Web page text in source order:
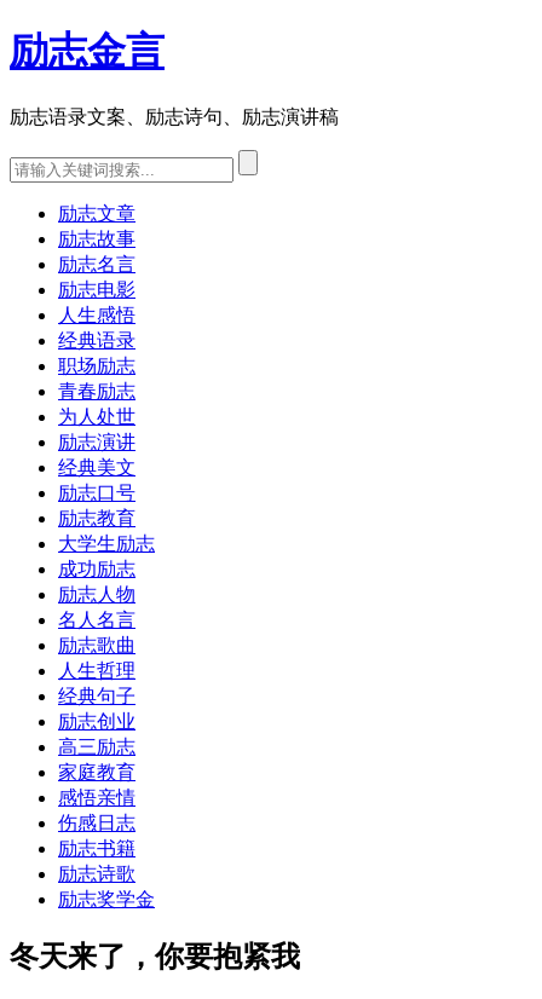
励志金言
励志语录文案、励志诗句、励志演讲稿
励志文章
励志故事
励志名言
励志电影
人生感悟
经典语录
职场励志
青春励志
为人处世
励志演讲
经典美文
励志口号
励志教育
大学生励志
成功励志
励志人物
名人名言
励志歌曲
人生哲理
经典句子
励志创业
高三励志
家庭教育
感悟亲情
伤感日志
励志书籍
励志诗歌
励志奖学金
冬天来了，你要抱紧我